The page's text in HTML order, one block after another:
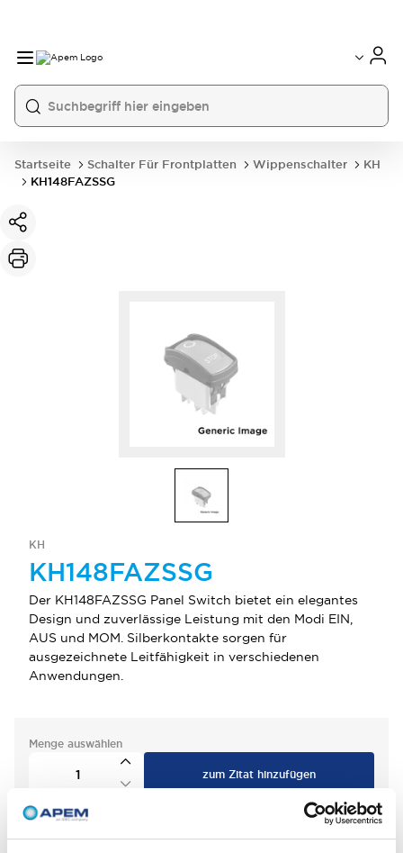
France
USA
Startseite Schalter Für Frontplatten Wippenschalter
KH
KH148FAZSSG
KH
KH148FAZSSG
Der KH148FAZSSG Panel Switch bietet ein elegantes
Design und zuverlässige Leistung mit den Modi EIN,
AUS und MOM. Silberkontakte sorgen für
ausgezeichnete Leitfähigkeit in verschiedenen
Anwendungen.
Menge auswählen
zum Zitat hinzufügen